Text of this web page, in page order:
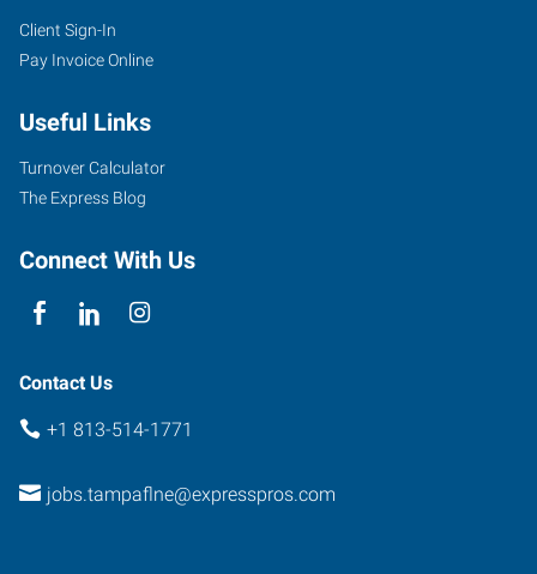
12814
56th
Street
Tampa
33617
Client Sign-In
Pay Invoice Online
Useful Links
Turnover Calculator
The Express Blog
Connect With Us
Contact Us
+1 813-514-1771
jobs.tampaflne@expresspros.com